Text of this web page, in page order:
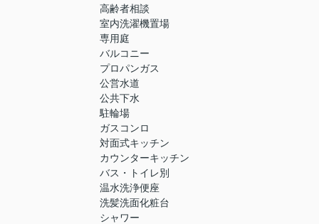
高齢者相談
室内洗濯機置場
専用庭
バルコニー
プロパンガス
公営水道
公共下水
駐輪場
ガスコンロ
対面式キッチン
カウンターキッチン
バス・トイレ別
温水洗浄便座
洗髪洗面化粧台
シャワー